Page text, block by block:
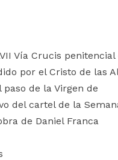
Vía Crucis penitencial
por el Cristo de las
de la Virgen de
del cartel de la
de Daniel Franca